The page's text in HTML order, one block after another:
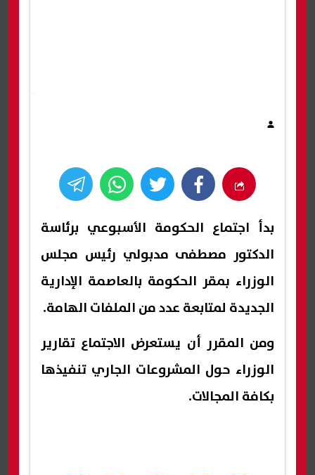
بدأ اجتماع الحكومة الأسبوعي برئاسة
الدكتور مصطفى مدبولي رئيس مجلس
الوزراء بمقر الحكومة بالعاصمة الإدارية
الجديدة لمتابعة عدد من الملفات الهامة.
ومن المقرر أن يستعرض الاجتماع تقارير
الوزراء حول المشروعات الجاري تنفيذها
بكافة المجالات.